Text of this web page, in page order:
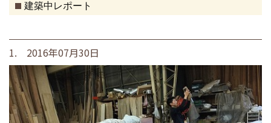
建築中レポート
1. 2016年07月30日